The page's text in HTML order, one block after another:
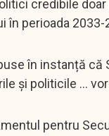
credibile
în perioada 2033-
în instanță
și politicile ...
pentru